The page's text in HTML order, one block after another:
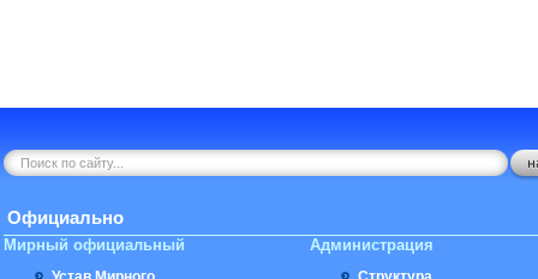
Официально
Мирный официальный Администрация